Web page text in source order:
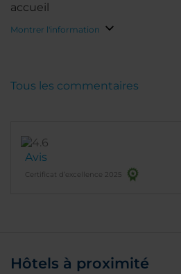
accueil
Montrer l'information
Avis
Certificat d’excellence 2025
Tous les commentaires
Hôtels à proximité